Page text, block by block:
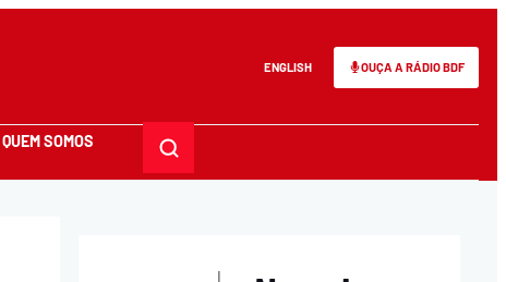
ENGLISH OUÇA A RÁDIO BDF
QUEM SOMOS